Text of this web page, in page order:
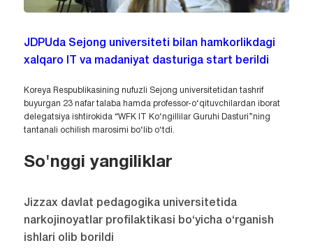
JDPUda Sejong universiteti bilan hamkorlikdagi
xalqaro IT va madaniyat dasturiga start berildi
Koreya Respublikasining nufuzli Sejong universitetidan tashrif
buyurgan 23 nafar talaba hamda professor-o‘qituvchilardan iborat
delegatsiya ishtirokida “WFK IT Ko‘ngillilar Guruhi Dasturi”ning
tantanali ochilish marosimi bo‘lib o‘tdi.
So'nggi yangiliklar
Jizzax davlat pedagogika universitetida
narkojinoyatlar profilaktikasi bo‘yicha o‘rganish
ishlari olib borildi